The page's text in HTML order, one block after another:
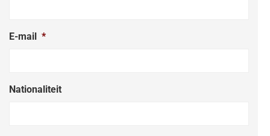
E-mail *
Nationaliteit